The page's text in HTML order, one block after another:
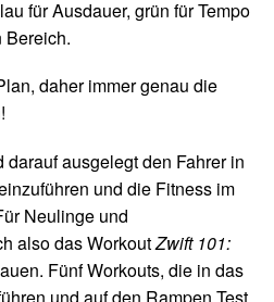
für Ausdauer, grün für Tempo
Bereich.
daher immer genau die
darauf ausgelegt den Fahrer in
und die Fitness im
Neulinge und
also das WorkoutZwift 101:
Fünf Workouts, die in das
und auf den Rampen Test